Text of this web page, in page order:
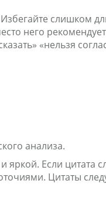
слишком
него
«нельзя
анализа.
яркой. Если цитата
Цитаты